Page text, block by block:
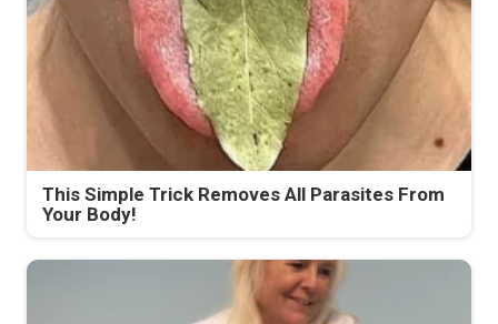
This Simple Trick Removes All Parasites From
Your Body!